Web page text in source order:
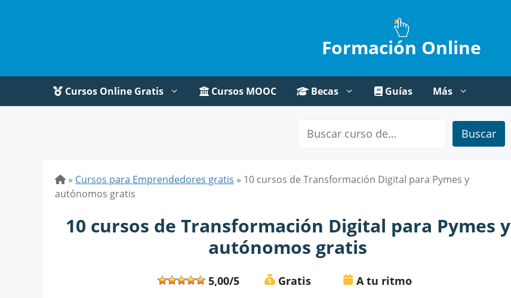
Formación Online
Cursos Online Gratis Cursos MOOC Becas Guías Más
Buscar
» Cursos para Emprendedores gratis » 10 cursos de Transformación Digital para Pymes y
autónomos gratis
10 cursos de Transformación Digital para Pymes y
autónomos gratis
5,00/5 Gratis A tu ritmo